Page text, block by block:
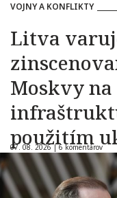
VOJNY A KONFLIKTY
Litva
Moskvy
použitím
07. 08. 2026 |6 komentárov